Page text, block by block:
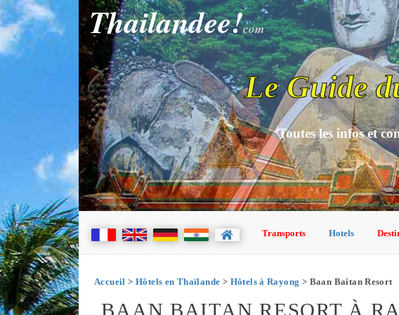
Thailandee!com
Le Guide
Toutes les infos et
Transports Hotels
Accueil > Hôtels en Thaïlande > Hôtels à Rayong > Baan Baitan Resort
BAAN BAITAN RESORT À